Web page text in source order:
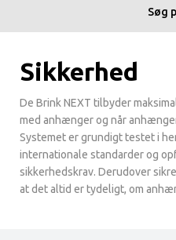
Søg
Sikkerhed
De Brink NEXT tilbyder
med anhænger og når
Systemet er grundigt testet i
internationale standarder og
sikkerhedskrav. Derudover
at det altid er tydeligt, om